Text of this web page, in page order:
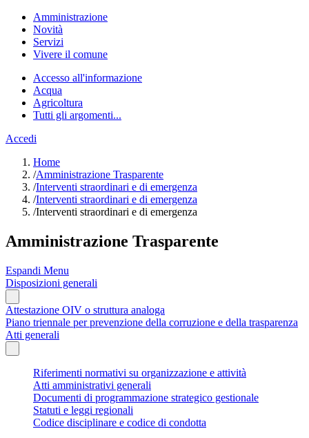
Amministrazione
Novità
Servizi
Vivere il comune
Accesso all'informazione
Acqua
Agricoltura
Tutti gli argomenti...
Accedi
Home
/Amministrazione Trasparente
/Interventi straordinari e di emergenza
/Interventi straordinari e di emergenza
/Interventi straordinari e di emergenza
Amministrazione Trasparente
Espandi Menu
Disposizioni generali
Attestazione OIV o struttura analoga
Piano triennale per prevenzione della corruzione e della trasparenza
Atti generali
Riferimenti normativi su organizzazione e attività
Atti amministrativi generali
Documenti di programmazione strategico gestionale
Statuti e leggi regionali
Codice disciplinare e codice di condotta